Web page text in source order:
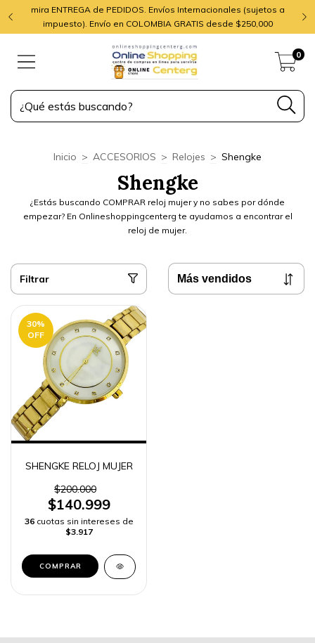
mira ENTREGA de PEDIDOS. Envíos Internacionales (sujetos a
impuesto). Envío en COLOMBIA GRATIS desde $250,000
0
Inicio > ACCESORIOS > Relojes > Shengke
Shengke
¿Estás buscando COMPRAR reloj mujer y no sabes por dónde
empezar? En Onlineshoppingcenterg te ayudamos a encontrar el
reloj de mujer.
Filtrar
30%
OFF
SHENGKE RELOJ MUJER
$200.000
$140.999
36 cuotas sin intereses de
$3.917
COMPRAR